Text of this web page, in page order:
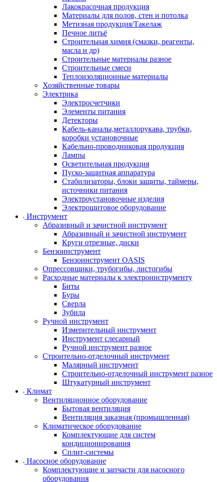
Лакокрасочная продукция
Материалы для полов, стен и потолка
Метизная продукция/Такелаж
Печное литьё
Строительная химия (смазки, реагенты,
масла и др)
Строительные материалы разное
Строительные смеси
Теплоизоляционные материалы
Хозяйственные товары
Электрика
Электросчетчики
Элементы питания
Детекторы
Кабель-каналы,металлорукава, трубки,
коробки установочные
Кабельно-проводниковая продукция
Лампы
Осветительная продукция
Пуско-защитная аппаратура
Стабилизаторы, блоки защиты, таймеры,
источники питания
Электроустановочные изделия
Электрощитовое оборудование
Инструмент
Абразивный и зачистной инструмент
Абразивный и зачистной инструмент
Круги отрезные, диски
Бензоинструмент
Бензоинструмент OASIS
Опрессовщики, трубогибы, листогибы
Расходные материалы к электроинструменту
Биты
Буры
Сверла
Зубила
Ручной инструмент
Измерительный инструмент
Инструмент слесарный
Ручной инструмент разное
Строительно-отделочный инструмент
Малярный инструмент
Строительно-отделочный инструмент разное
Штукатурный инструмент
Климат
Вентиляционное оборудование
Бытовая вентиляция
Вентиляция заказная (промышленная)
Климатическое оборудование
Комплектующие для систем
кондиционирования
Сплит-системы
Насосное оборудование
Комплектующие и запчасти для насосного
оборудования